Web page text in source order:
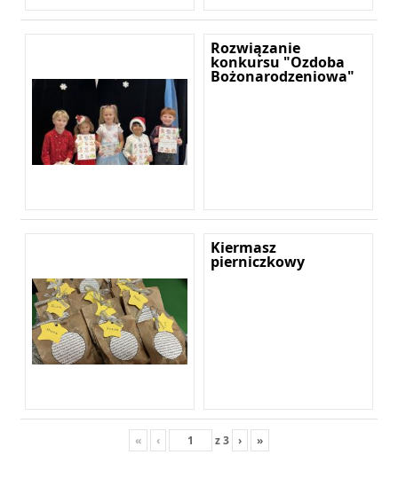
Rozwiązanie
konkursu "Ozdoba
Bożonarodzeniowa"
Kiermasz
pierniczkowy
« ‹ z3 › »